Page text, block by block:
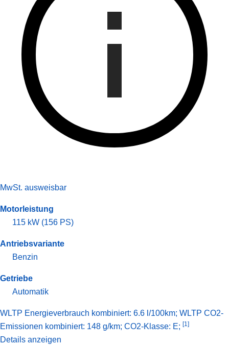
MwSt. ausweisbar
Motorleistung
115 kW (156 PS)
Antriebsvariante
Benzin
Getriebe
Automatik
WLTP Energieverbrauch kombiniert: 6.6 l/100km; WLTP CO2-
Emissionen kombiniert: 148 g/km; CO2-Klasse: E; [1]
Details anzeigen